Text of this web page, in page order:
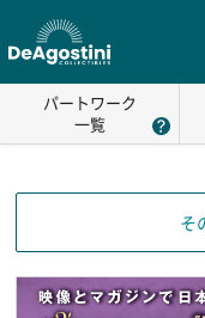
パートワーク
一覧
そ